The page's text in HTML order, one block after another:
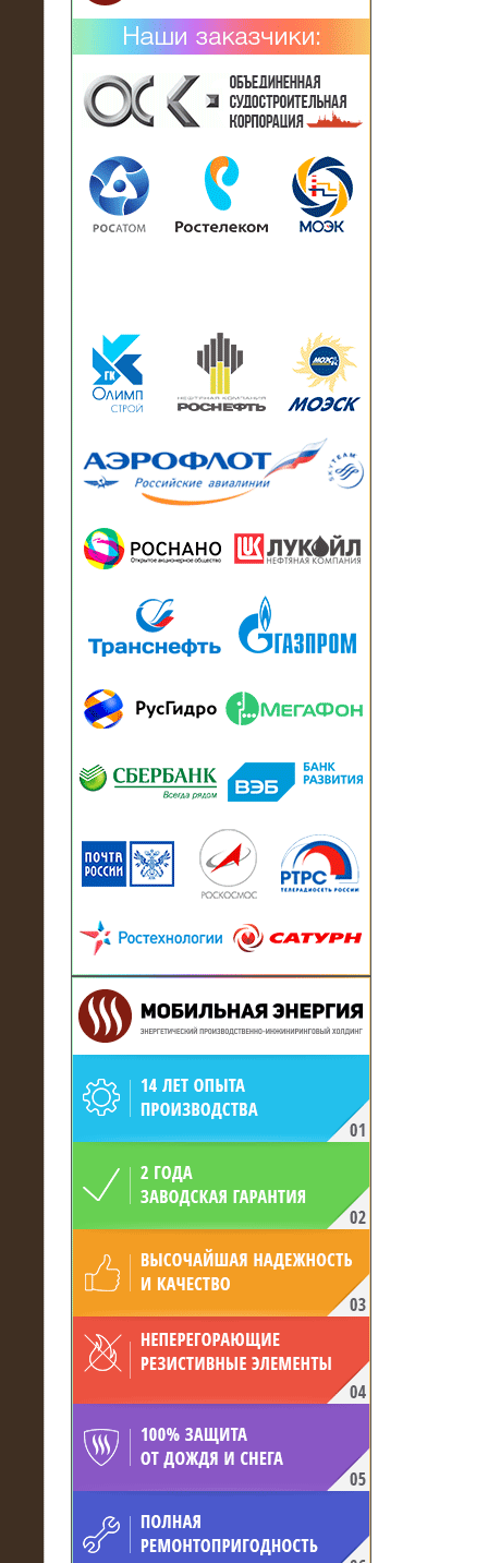
02.02.2019
Нагрузочный комплекс 26 МВт (10
кВ) поставлен в аренду на
13.07.2018
модуль в контейнере 2700 кВА на
Балтийский завод
Активно-реактивные нагрузочные
модули 15 МВт (21,5 МВА) На Кубок
конфедераций
произведён высоковольтный
нагрузочный комплекс 24 МВт с
напряжением 6/10 кВ
15.04.2017
Нагрузочный комплекс 16 МВт с